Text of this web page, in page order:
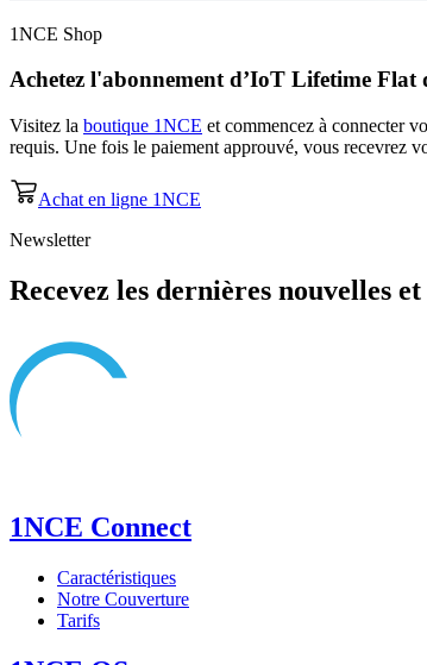
1NCE Shop
Achetez l'abonnement d’IoT Lifetime Flat
Visitez la boutique 1NCE et commencez à connecter
requis. Une fois le paiement approuvé, vous recevrez
Achat en ligne 1NCE
Newsletter
Recevez les dernières nouvelles
1NCE Connect
Caractéristiques
Notre Couverture
Tarifs